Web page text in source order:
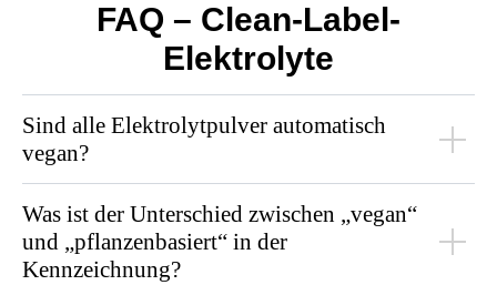
FAQ – Clean-Label-
Elektrolyte
Sind alle Elektrolytpulver automatisch
vegan?
Was ist der Unterschied zwischen „vegan“
und „pflanzenbasiert“ in der
Kennzeichnung?